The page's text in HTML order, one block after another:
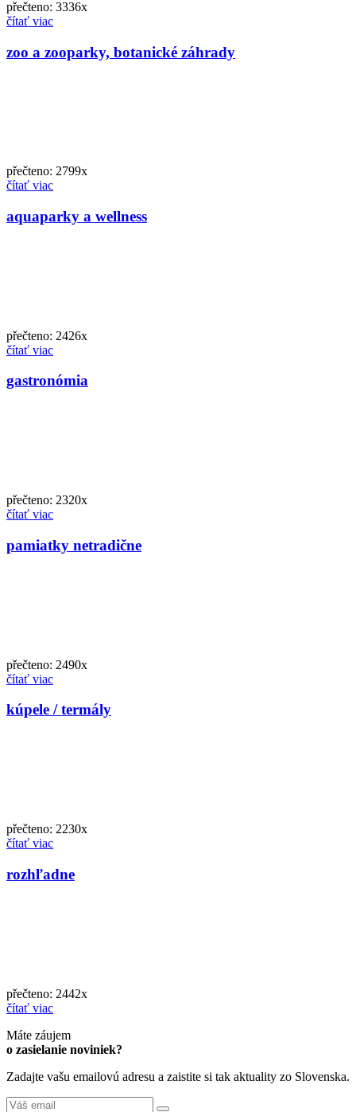
přečteno: 3336x
čítať viac
zoo a zooparky, botanické záhrady
přečteno: 2799x
čítať viac
aquaparky a wellness
přečteno: 2426x
čítať viac
gastronómia
přečteno: 2320x
čítať viac
pamiatky netradične
přečteno: 2490x
čítať viac
kúpele / termály
přečteno: 2230x
čítať viac
rozhľadne
přečteno: 2442x
čítať viac
Máte záujem
o zasielanie noviniek?
Zadajte vašu emailovú adresu a zaistite si tak aktuality zo Slovenska.